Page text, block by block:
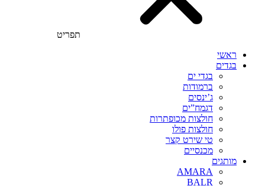
תפריט
ראשי
בגדים
בגדי ים
ברמודות
ג’ינסים
דגמח”ים
חולצות מכופתרות
חולצות פולו
טי שירט קצר
מכנסיים
מותגים
AMARA
BALR